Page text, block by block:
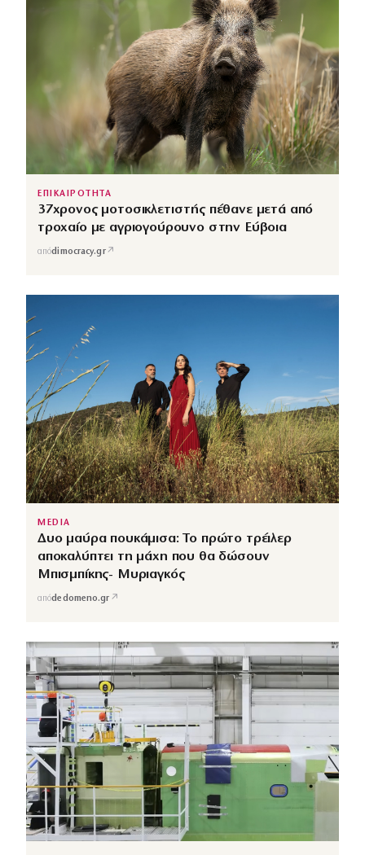
ΕΠΙΚΑΙΡΟΤΗΤΑ
37χρονος μοτοσικλετιστής πέθανε μετά από
τροχαίο με αγριογούρουνο στην Εύβοια
απόdimocracy.gr↗
MEDIA
Δυο μαύρα πουκάμισα: Το πρώτο τρέιλερ
αποκαλύπτει τη μάχη που θα δώσουν
Μπισμπίκης- Μυριαγκός
απόdedomeno.gr ↗